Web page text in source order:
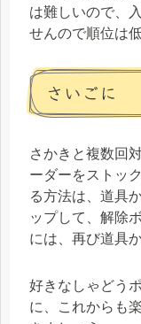
は難しいので、
せんので順位は
さいごに
さかきと複数回
ーダーをストッ
る方法は、道具
ップして、解除
には、再び道具
好きなしゃどう
に、これからも